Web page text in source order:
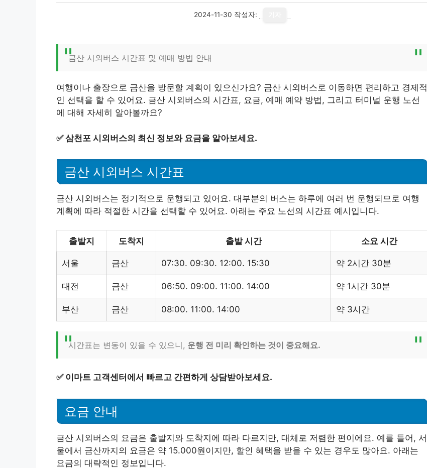
2024-11-30 작성자:
금산 시외버스 시간표 및 예매 방법 안내
여행이나 출장으로 금산을 방문할 계획이 있으신가요? 금산 시외버스로 이동하면 편리하고 경제적
인 선택을 할 수 있어요. 금산 시외버스의 시간표, 요금, 예매 예약 방법, 그리고 터미널 운행 노선
에 대해 자세히 알아볼까요?
✅삼천포 시외버스의 최신 정보와 요금을 알아보세요.
금산 시외버스 시간표
금산 시외버스는 정기적으로 운행되고 있어요. 대부분의 버스는 하루에 여러 번 운행되므로 여행
계획에 따라 적절한 시간을 선택할 수 있어요. 아래는 주요 노선의 시간표 예시입니다.
출발지 도착지 출발 시간 소요 시간
서울 금산 07:30. 09:30. 12:00. 15:30 약 2시간 30분
대전 금산 06:50. 09:00. 11:00. 14:00 약 1시간 30분
부산 금산 08:00. 11:00. 14:00 약 3시간
시간표는 변동이 있을 수 있으니, 운행 전 미리 확인하는 것이 중요해요.
✅ 이마트 고객센터에서 빠르고 간편하게 상담받아보세요.
요금 안내
금산 시외버스의 요금은 출발지와 도착지에 따라 다르지만, 대체로 저렴한 편이에요. 예를 들어, 서
울에서 금산까지의 요금은 약 15.000원이지만, 할인 혜택을 받을 수 있는 경우도 많아요. 아래는
요금의 대략적인 정보입니다.